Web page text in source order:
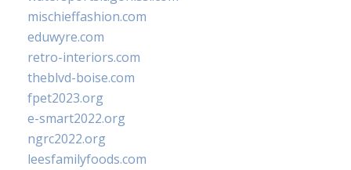
mischieffashion.com
eduwyre.com
retro-interiors.com
theblvd-boise.com
fpet2023.org
e-smart2022.org
ngrc2022.org
leesfamilyfoods.com